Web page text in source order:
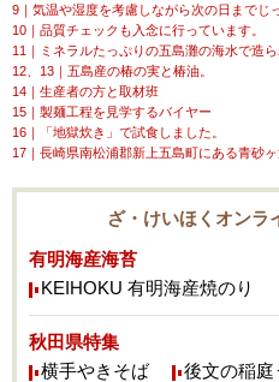
9｜気温や湿度を考慮しながら次の日までじ
10｜品質チェックも入念に行っています。
11｜ミネラルたっぷりの五島灘の海水で造ら
12、13｜五島産の椿の実と椿油。
14｜生産者の方と取材班
15｜製麺工程を見学するバイヤー
16｜「地獄炊き」で試食しました。
17｜長崎県南松浦郡新上五島町にある青砂
ざ・けいほくオンラ
有明海産海苔
KEIHOKU 有明海産焼のり
秋田県特集
横手やきそば
後文の稲庭